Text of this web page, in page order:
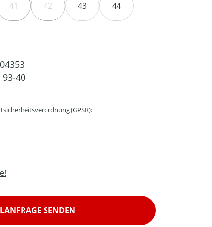
ZURZEIT NICHT VERFÜGBAR.)
41(DIESE OPTION IST ZURZEIT NICHT VERFÜGBAR.)
42(DIESE OPTION IST ZURZEIT NICHT VERFÜGBAR.)
43 44
93-40
(GPSR):
SENDEN